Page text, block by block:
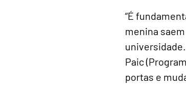
“É
menina
Paic
portas e